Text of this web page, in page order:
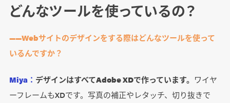
どんなツールを使っているの？
――Webサイトのデザインをする際はどんなツールを使って
いるんですか？
Miya： デザインはすべてAdobe XDで作っています。 ワイヤ
ーフレームもXDです。写真の補正やレタッチ、切り抜きで